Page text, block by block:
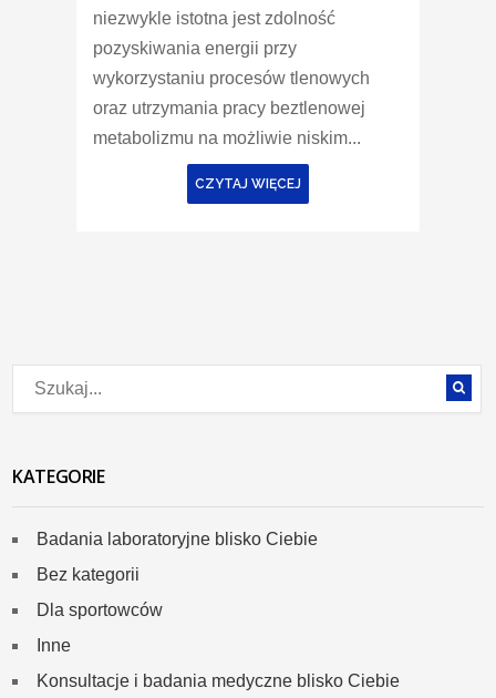
niezwykle istotna jest zdolność
pozyskiwania energii przy
wykorzystaniu procesów tlenowych
oraz utrzymania pracy beztlenowej
metabolizmu na możliwie niskim...
CZYTAJ WIĘCEJ
KATEGORIE
Badania laboratoryjne blisko Ciebie
Bez kategorii
Dla sportowców
Inne
Konsultacje i badania medyczne blisko Ciebie